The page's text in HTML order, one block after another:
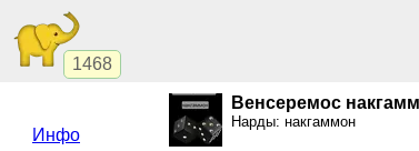
1468
Венсеремос
Нарды: накгаммон
Инфо